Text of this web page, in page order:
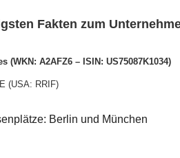
Fakten zum
(WKN: A2AFZ6 – ISIN: US75087K1034)
(USA: RRIF)
Berlin und München